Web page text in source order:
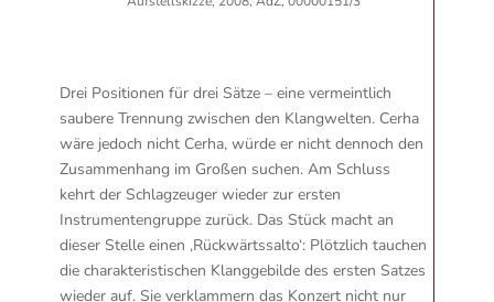
Drei Positionen für drei Sätze – eine vermeintlich
saubere Trennung zwischen den Klangwelten. Cerha
wäre jedoch nicht Cerha, würde er nicht dennoch den
Zusammenhang im Großen suchen. Am Schluss
kehrt der Schlagzeuger wieder zur ersten
Instrumentengruppe zurück. Das Stück macht an
dieser Stelle einen ‚Rückwärtssalto‘: Plötzlich tauchen
die charakteristischen Klanggebilde des ersten Satzes
wieder auf. Sie verklammern das Konzert nicht nur